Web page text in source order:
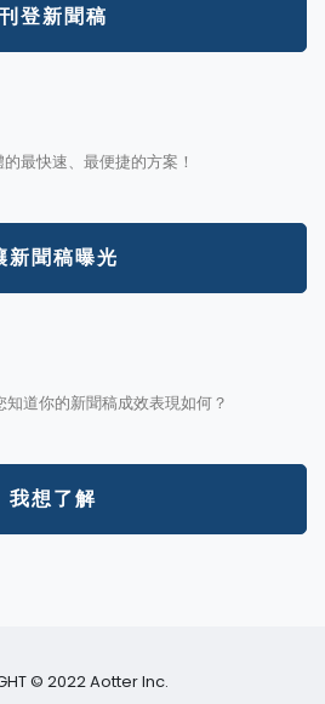
刊登新聞稿
最快速、最便捷的方案！
新聞稿曝光
道你的新聞稿成效表現如何？
我想了解
© 2022 Aotter Inc.